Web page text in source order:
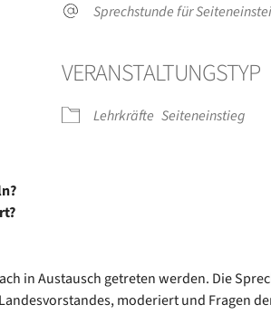
iCal­en­dar
Sprech­stun­de für
VER­AN­STAL­TUNGS­TYP
Lehr­kräf­te Sei­ten­ein­stieg
in Aus­tausch getre­ten wer­den. Die
mode­riert und Fra­gen